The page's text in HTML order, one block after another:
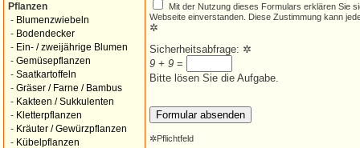
Pflanzen
- Blumenzwiebeln
- Bodendecker
- Ein- / zweijährige Blumen
- Gemüsepflanzen
- Saatkartoffeln
- Gräser / Farne / Bambus
- Kakteen / Sukkulenten
- Kletterpflanzen
- Kräuter / Gewürzpflanzen
- Kübelpflanzen
Mit der Nutzung dieses Formulars erklären Sie
Webseite einverstanden. Diese Zustimmung kann
✲
Sicherheitsabfrage: ✲
9 + 9 =
Bitte lösen Sie die Aufgabe.
✲Pflichtfeld